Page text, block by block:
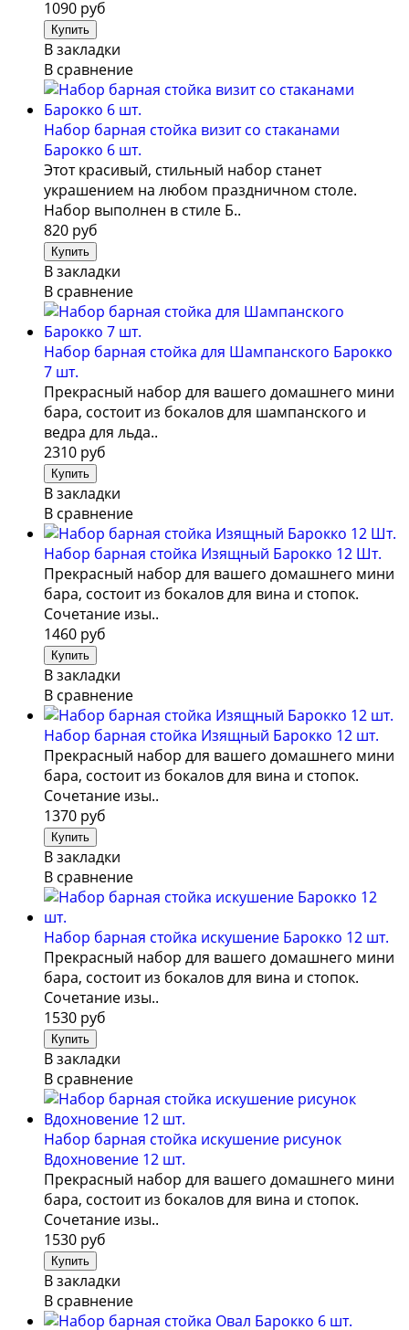
1090 руб
В закладки
В сравнение
Набор барная стойка визит со стаканами
Барокко 6 шт.
Этот красивый, стильный набор станет
украшением на любом праздничном столе.
Набор выполнен в стиле Б..
820 руб
В закладки
В сравнение
Набор барная стойка для Шампанского Барокко
7 шт.
Прекрасный набор для вашего домашнего мини
бара, состоит из бокалов для шампанского и
ведра для льда..
2310 руб
В закладки
В сравнение
Набор барная стойка Изящный Барокко 12 Шт.
Прекрасный набор для вашего домашнего мини
бара, состоит из бокалов для вина и стопок.
Сочетание изы..
1460 руб
В закладки
В сравнение
Набор барная стойка Изящный Барокко 12 шт.
Прекрасный набор для вашего домашнего мини
бара, состоит из бокалов для вина и стопок.
Сочетание изы..
1370 руб
В закладки
В сравнение
Набор барная стойка искушение Барокко 12 шт.
Прекрасный набор для вашего домашнего мини
бара, состоит из бокалов для вина и стопок.
Сочетание изы..
1530 руб
В закладки
В сравнение
Набор барная стойка искушение рисунок
Вдохновение 12 шт.
Прекрасный набор для вашего домашнего мини
бара, состоит из бокалов для вина и стопок.
Сочетание изы..
1530 руб
В закладки
В сравнение